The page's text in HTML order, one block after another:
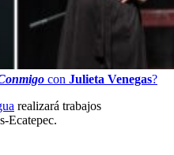
con Julieta Venegas?
realizará trabajos
Ecatepec.